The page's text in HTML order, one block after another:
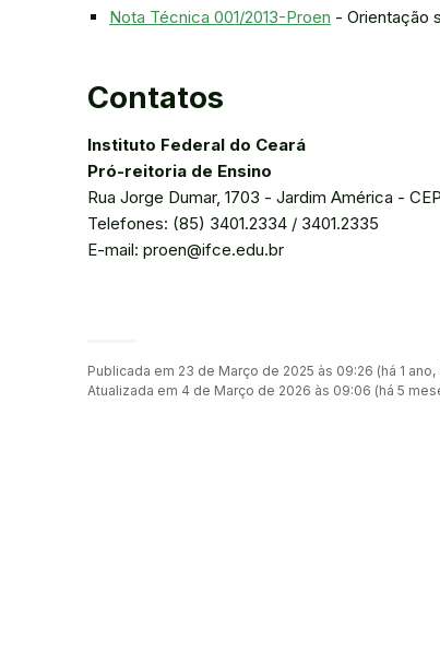
Nota Técnica 001/2013-Proen - Orientação
Contatos
Instituto Federal do Ceará
Pró-reitoria de Ensino
Rua Jorge Dumar, 1703 - Jardim América -
Telefones: (85) 3401.2334 / 3401.2335
E-mail: proen@ifce.edu.br
Publicada em 23 de Março de 2025 às 09:26 (há 1
Atualizada em 4 de Março de 2026 às 09:06 (há 5